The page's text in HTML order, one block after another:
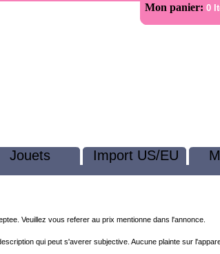
Mon panier: 0
Jouets Import US/EU
Veuillez vous referer au prix mentionne dans l'annonce.
qui peut s'averer subjective. Aucune plainte sur